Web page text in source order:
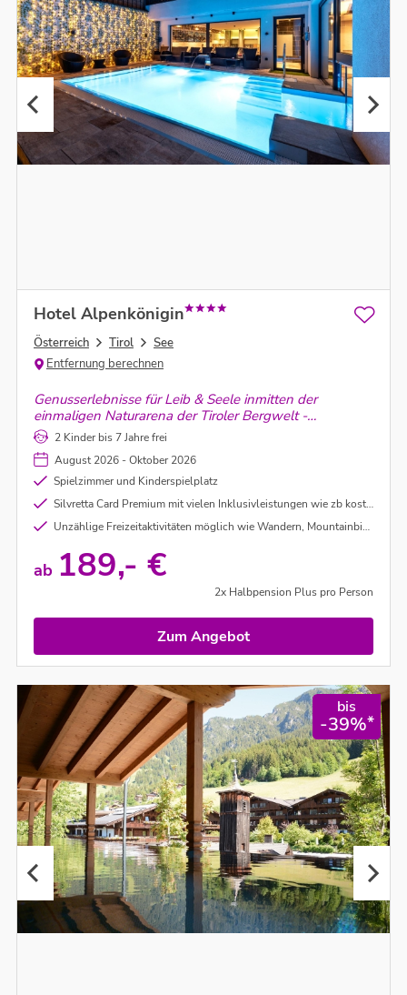
Hotel Alpenkönigin
Österreich Tirol
See
Entfernung berechnen
Genusserlebnisse für Leib & Seele inmitten der
einmaligen Naturarena der Tiroler Bergwelt -
Gehobene Kulinarik, entspannende Wellness &
vielfältige Sportangebote warten auf Euch!
2 Kinder bis 7 Jahre frei
August 2026 - Oktober 2026
Spielzimmer und Kinderspielplatz
Silvretta Card Premium mit vielen Inklusivleistungen wie zb kostenlose und unbegrenzte Nutzung der Bergbahnen in Ischgl, Galtür, See, Montafon uvm.) sowie freie Fahrt je nach Wetterlage auf der Silvretta Hochalpenstraße (unter Vorbehalt)
Unzählige Freizeitaktivitäten möglich wie Wandern, Mountainbiken, Radfahren, Kletten, Baden uvm.
ab 189,- €
2x Halbpension Plus pro Person
Zum Angebot
bis
-39%*